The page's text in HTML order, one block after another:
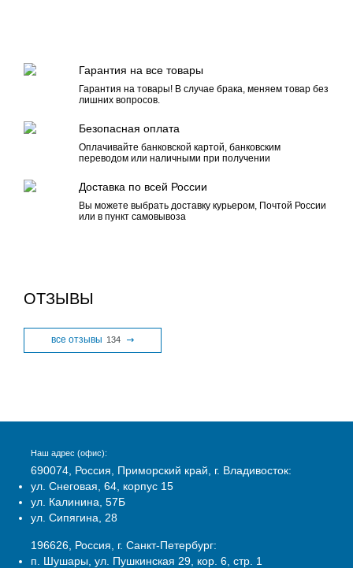
Гарантия на все товары
Гарантия на товары! В случае брака, меняем товар без
лишних вопросов.
Безопасная оплата
Оплачивайте банковской картой, банковским
переводом или наличными при получении
Доставка по всей России
Вы можете выбрать доставку курьером, Почтой России
или в пункт самовывоза
ОТЗЫВЫ
все отзывы 134
Наш адрес (офис):
690074, Россия, Приморский край, г. Владивосток:
ул. Снеговая, 64, корпус 15
ул. Калинина, 57Б
ул. Сипягина, 28
196626, Россия, г. Санкт-Петербург:
п. Шушары, ул. Пушкинская 29, кор. 6, стр. 1